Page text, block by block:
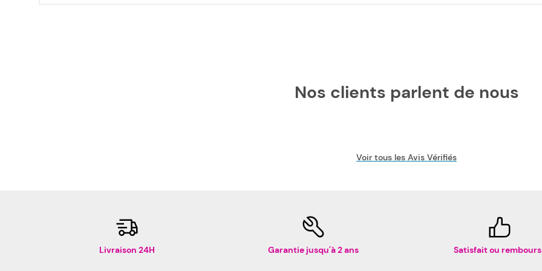
Nos clients parlent de nous
Voir tous les Avis Vérifiés
Livraison 24H Garantie jusqu'à 2 ans Satisfait ou